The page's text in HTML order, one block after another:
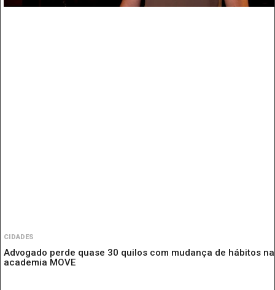
CIDADES
Advogado perde quase 30 quilos com mudança de hábitos na
academia MOVE